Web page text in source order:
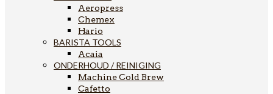
Aeropress
Chemex
Hario
BARISTA TOOLS
Acaia
ONDERHOUD / REINIGING
Machine Cold Brew
Cafetto